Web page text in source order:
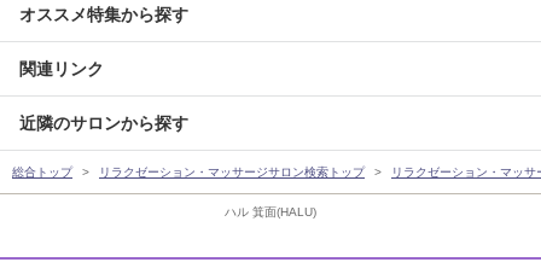
ハル 箕面(HALU)
オススメ特集から探す
関連リンク
近隣のサロンから探す
総合トップ リラクゼーション・マッサージサロン検索トップ リラクゼーション・マッ